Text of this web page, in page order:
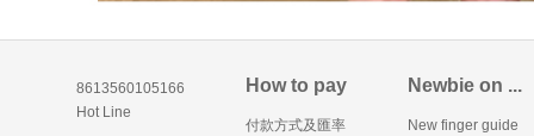
8613560105166
Hot Line
How to pay
付款方式及匯率
Newbie on ...
New finger guide